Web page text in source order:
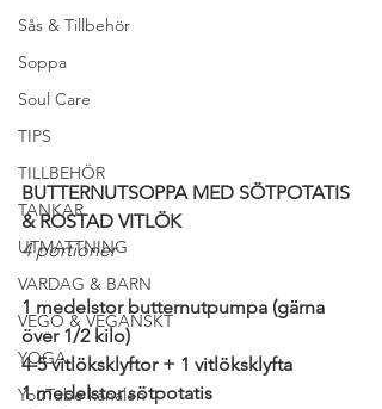
Sås & Tillbehör
Soppa
Soul Care
TIPS
TILLBEHÖR
TANKAR
UTMATTNING
VARDAG & BARN
VEGO & VEGANSKT
YOGA
YouTube kanalen
BUTTERNUTSOPPA MED SÖTPOTATIS
& ROSTAD VITLÖK
4 portioner
1 medelstor butternutpumpa (gärna
över 1/2 kilo)
4-5 vitlöksklyftor + 1 vitlöksklyfta
1 medelstor sötpotatis